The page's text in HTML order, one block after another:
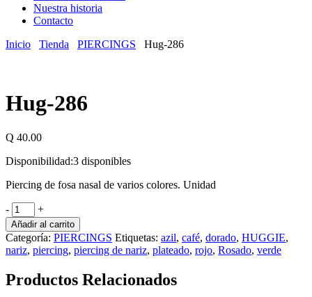
Nuestra historia
Contacto
Inicio
Tienda PIERCINGS Hug-286
Hug-286
Q 40.00
Disponibilidad:3 disponibles
Piercing de fosa nasal de varios colores. Unidad
- +
Añadir al carrito
Categoría: PIERCINGS Etiquetas: azil, café, dorado, HUGGIE,
nariz, piercing, piercing de nariz, plateado, rojo, Rosado, verde
Productos Relacionados